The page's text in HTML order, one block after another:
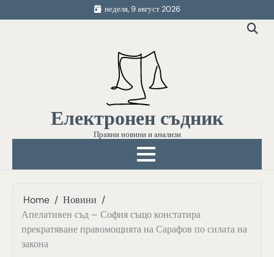
to
неделя, 9 август 2026
Електронен съдник
Правни новини и анализи
Home
Новини
Апелативен съд – София също констатира
прекратяване правомощията на Сарафов по силата на
закона